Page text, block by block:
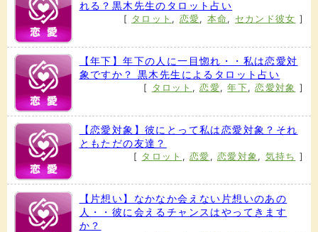
れる？黒木先生のタロット占い
[ タロット , 恋愛, 本命 , セカンド彼女 ]
【年下】年下の人に一目惚れ・・私は恋愛対
象ですか？ 黒木先生によるタロット占い
[ タロット ,恋愛,年下,恋愛対象 ]
【恋愛対象】彼にとって私は恋愛対象？それ
ともただの友達？
[ タロット ,恋愛 ,恋愛対象 , 気持ち ]
【片想い】なかなか会えない片想いのあの
人・・彼に会えるチャンスはやってきます
か？